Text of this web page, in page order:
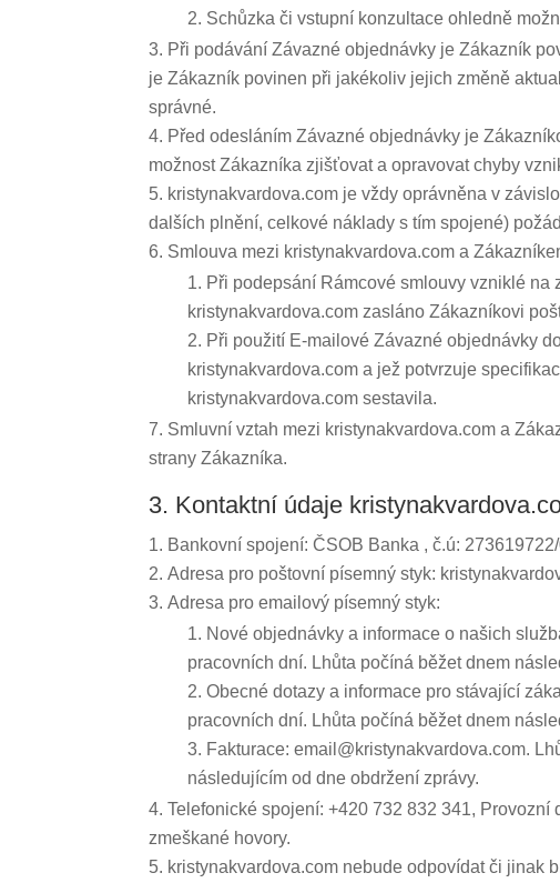
Schůzka či vstupní konzultace ohledně
Při podávání Závazné objednávky je Zákazník
je Zákazník povinen při jakékoliv jejich změně
správné.
Před odesláním Závazné objednávky je
možnost Zákazníka zjišťovat a opravovat chyby
kristynakvardova.com je vždy oprávněna v
dalších plnění, celkové náklady s tím spojené)
Smlouva mezi kristynakvardova.com a
Při podepsání Rámcové smlouvy vzniklé
kristynakvardova.com zasláno Zákazníkovi
Při použití E-mailové Závazné objednávky
kristynakvardova.com a jež potvrzuje
kristynakvardova.com sestavila.
Smluvní vztah mezi kristynakvardova.com a
strany Zákazníka.
3. Kontaktní údaje
Bankovní spojení: ČSOB Banka , č.ú:
Adresa pro poštovní písemný styk:
Adresa pro emailový písemný styk:
Nové objednávky a informace o našich
pracovních dní. Lhůta počíná běžet dnem
Obecné dotazy a informace pro stávající
pracovních dní. Lhůta počíná běžet dnem
Fakturace: email@kristynakvardova.com.
následujícím od dne obdržení zprávy.
Telefonické spojení: +420 732 832 341,
zmeškané hovory.
kristynakvardova.com nebude odpovídat či jinak